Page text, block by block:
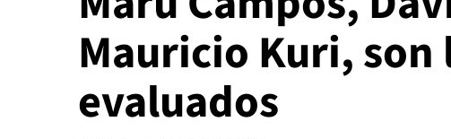
Mauricio Kuri,
evaluados